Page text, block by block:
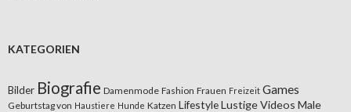
KATEGORIEN
Bilder Biografie Damenmode Fashion Frauen Freizeit Games
Geburtstag von Haustiere Hunde Katzen LifestyleLustige Videos Male